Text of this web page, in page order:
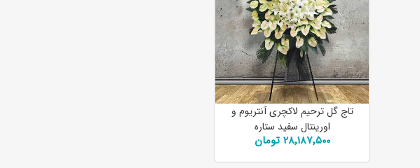
تاج گل ترحیم لاکچری آنتریوم و
اورینتال سفید ستاره
28٬187٬500 تومان